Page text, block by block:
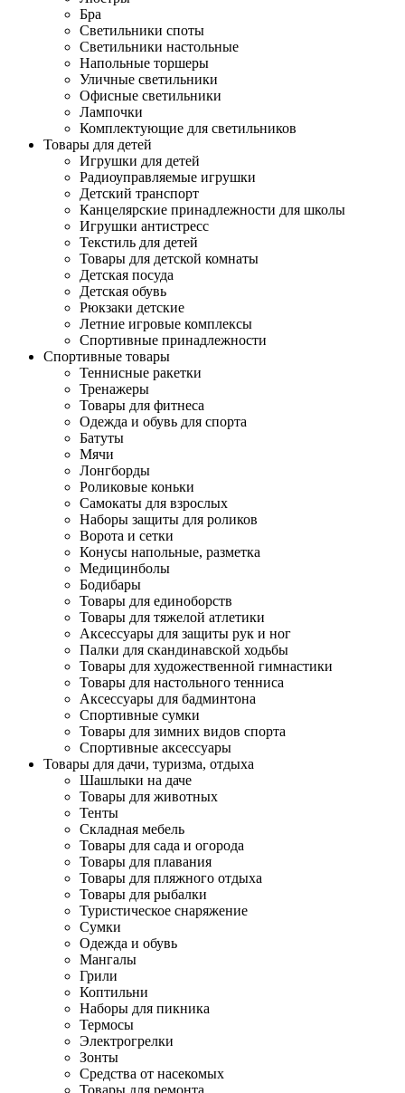
Бра
Светильники споты
Светильники настольные
Напольные торшеры
Уличные светильники
Офисные светильники
Лампочки
Комплектующие для светильников
Товары для детей
Игрушки для детей
Радиоуправляемые игрушки
Детский транспорт
Канцелярские принадлежности для школы
Игрушки антистресс
Текстиль для детей
Товары для детской комнаты
Детская посуда
Детская обувь
Рюкзаки детские
Летние игровые комплексы
Спортивные принадлежности
Спортивные товары
Теннисные ракетки
Тренажеры
Товары для фитнеса
Одежда и обувь для спорта
Батуты
Мячи
Лонгборды
Роликовые коньки
Самокаты для взрослых
Наборы защиты для роликов
Ворота и сетки
Конусы напольные, разметка
Медицинболы
Бодибары
Товары для единоборств
Товары для тяжелой атлетики
Аксессуары для защиты рук и ног
Палки для скандинавской ходьбы
Товары для художественной гимнастики
Товары для настольного тенниса
Аксессуары для бадминтона
Спортивные сумки
Товары для зимних видов спорта
Спортивные аксессуары
Товары для дачи, туризма, отдыха
Шашлыки на даче
Товары для животных
Тенты
Складная мебель
Товары для сада и огорода
Товары для плавания
Товары для пляжного отдыха
Товары для рыбалки
Туристическое снаряжение
Сумки
Одежда и обувь
Мангалы
Грили
Коптильни
Наборы для пикника
Термосы
Электрогрелки
Зонты
Средства от насекомых
Товары для ремонта